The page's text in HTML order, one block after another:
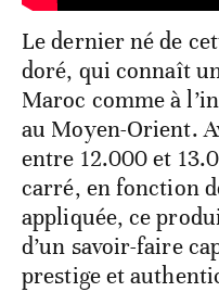
Le dernier né de
doré, qui connaît
Maroc comme à
au Moyen-Orient.
entre 12.000 et
carré, en fonction
appliquée, ce
d’un savoir-faire
prestige et